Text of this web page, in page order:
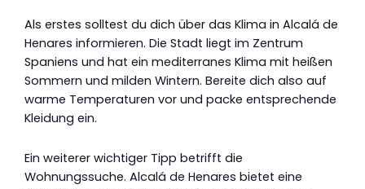
Als erstes solltest du dich über das Klima in Alcalá de
Henares informieren. Die Stadt liegt im Zentrum
Spaniens und hat ein mediterranes Klima mit heißen
Sommern und milden Wintern. Bereite dich also auf
warme Temperaturen vor und packe entsprechende
Kleidung ein.
Ein weiterer wichtiger Tipp betrifft die
Wohnungssuche. Alcalá de Henares bietet eine